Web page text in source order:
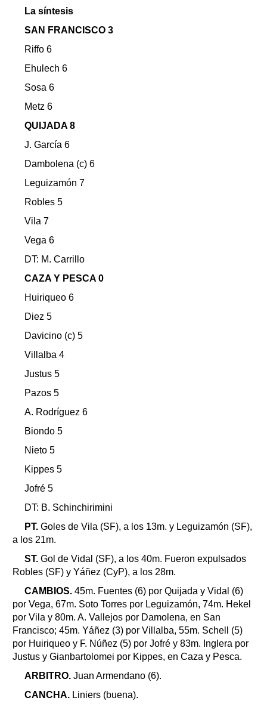
La síntesis
SAN FRANCISCO 3
Riffo 6
Ehulech 6
Sosa 6
Metz 6
QUIJADA 8
J. García 6
Dambolena (c) 6
Leguizamón 7
Robles 5
Vila 7
Vega 6
DT: M. Carrillo
CAZA Y PESCA 0
Huiriqueo 6
Diez 5
Davicino (c) 5
Villalba 4
Justus 5
Pazos 5
A. Rodríguez 6
Biondo 5
Nieto 5
Kippes 5
Jofré 5
DT: B. Schinchirimini
PT. Goles de Vila (SF), a los 13m. y Leguizamón (SF),
a los 21m.
ST. Gol de Vidal (SF), a los 40m. Fueron expulsados
Robles (SF) y Yáñez (CyP), a los 28m.
CAMBIOS. 45m. Fuentes (6) por Quijada y Vidal (6)
por Vega, 67m. Soto Torres por Leguizamón, 74m. Hekel
por Vila y 80m. A. Vallejos por Damolena, en San
Francisco; 45m. Yáñez (3) por Villalba, 55m. Schell (5)
por Huiriqueo y F. Núñez (5) por Jofré y 83m. Inglera por
Justus y Gianbartolomei por Kippes, en Caza y Pesca.
ARBITRO. Juan Armendano (6).
CANCHA. Liniers (buena).